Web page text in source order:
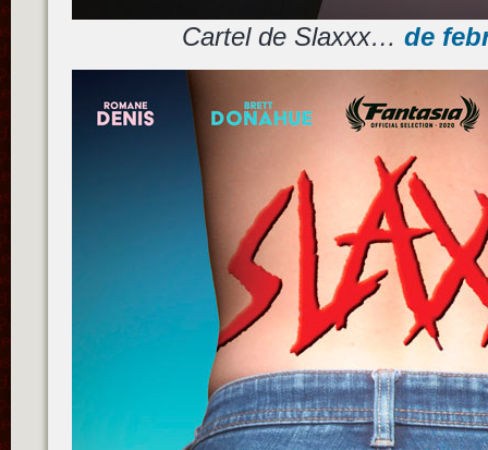
Cartel de Slaxxx…de